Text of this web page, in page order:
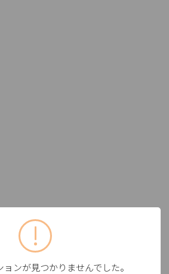
ンが見つかりませんでした。